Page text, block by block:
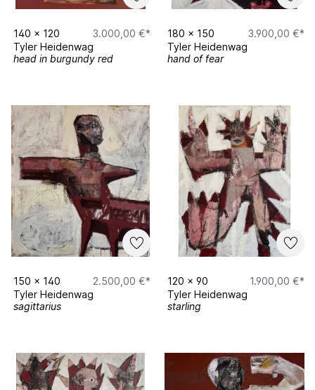
140 x 120
3.000,00 €*
Tyler Heidenwag
head in burgundy red
180 x 150
3.900,00 €*
Tyler Heidenwag
hand of fear
150 x 140
2.500,00 €*
Tyler Heidenwag
sagittarius
120 x 90
1.900,00 €*
Tyler Heidenwag
starling